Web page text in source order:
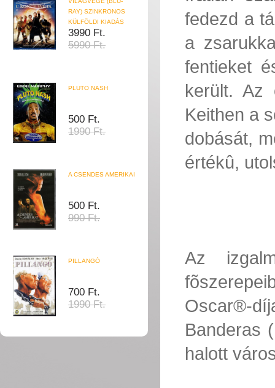
RAY) SZINKRONOS
KÜLFÖLDI KIADÁS
3990 Ft.
5990 Ft.
PLUTO NASH
500 Ft.
1990 Ft.
A CSENDES AMERIKAI
500 Ft.
990 Ft.
PILLANGÓ
700 Ft.
1990 Ft.
fedezd a
a
fentieket
került. Az
Keithen a
dobását,
értékû,
Az
Oscar®-
Banderas
halott